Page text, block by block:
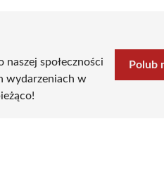
społeczności
wydarzeniach w
Polub